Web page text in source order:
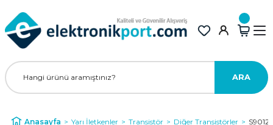
ARA
Anasayfa Yarı İletkenler Transistör Diğer Transistörler S9012